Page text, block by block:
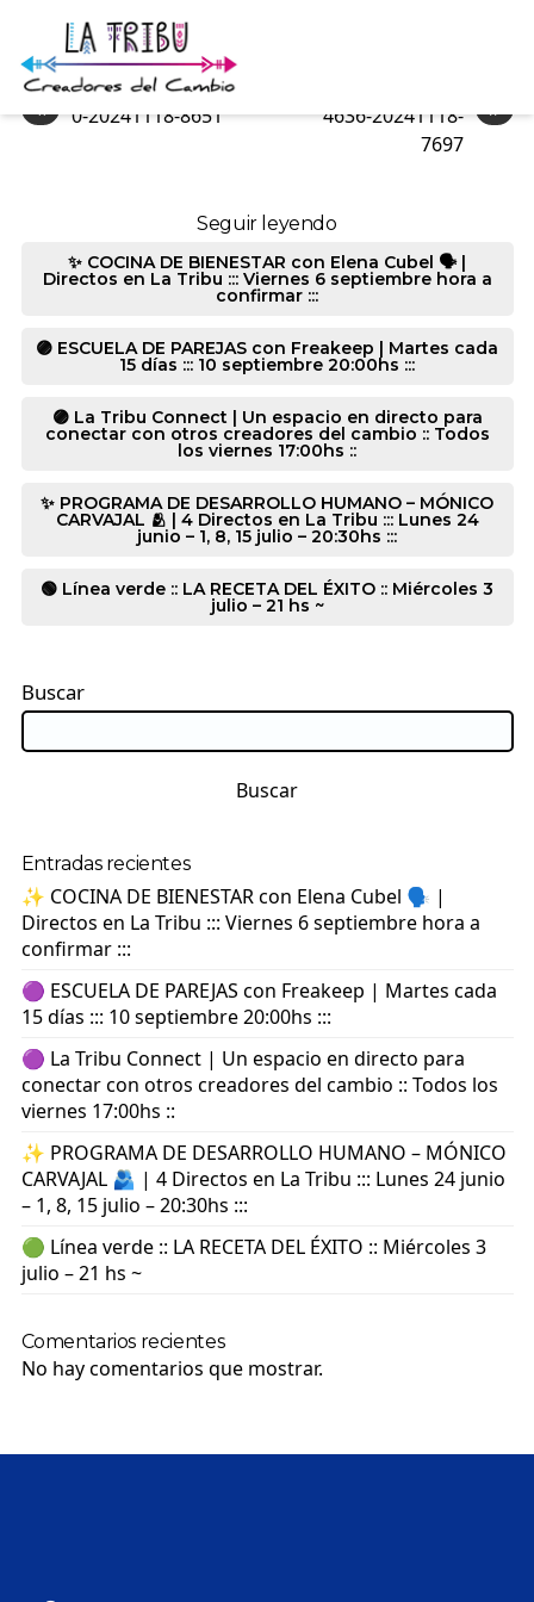
« 0-20241118-8651 »
4636-20241118-
7697
Seguir leyendo
✨ COCINA DE BIENESTAR con Elena Cubel 🗣️ |
Directos en La Tribu ::: Viernes 6 septiembre hora a
confirmar :::
🟣 ESCUELA DE PAREJAS con Freakeep | Martes cada
15 días ::: 10 septiembre 20:00hs :::
🟣 La Tribu Connect | Un espacio en directo para
conectar con otros creadores del cambio :: Todos
los viernes 17:00hs ::
✨ PROGRAMA DE DESARROLLO HUMANO – MÓNICO
CARVAJAL 🫂 | 4 Directos en La Tribu ::: Lunes 24
junio – 1, 8, 15 julio – 20:30hs :::
🟢 Línea verde :: LA RECETA DEL ÉXITO :: Miércoles 3
julio – 21 hs ~
Buscar
Buscar
Entradas recientes
✨ COCINA DE BIENESTAR con Elena Cubel 🗣️ |
Directos en La Tribu ::: Viernes 6 septiembre hora a
confirmar :::
🟣 ESCUELA DE PAREJAS con Freakeep | Martes cada
15 días ::: 10 septiembre 20:00hs :::
🟣 La Tribu Connect | Un espacio en directo para
conectar con otros creadores del cambio :: Todos los
viernes 17:00hs ::
✨ PROGRAMA DE DESARROLLO HUMANO – MÓNICO
CARVAJAL 🫂 | 4 Directos en La Tribu ::: Lunes 24 junio
– 1, 8, 15 julio – 20:30hs :::
🟢 Línea verde :: LA RECETA DEL ÉXITO :: Miércoles 3
julio – 21 hs ~
Comentarios recientes
No hay comentarios que mostrar.